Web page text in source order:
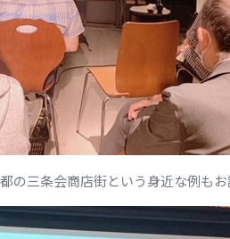
の三条会商店街という身近な例も